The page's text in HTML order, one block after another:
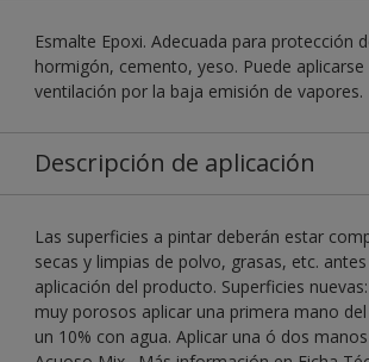
Esmalte Epoxi. Adecuada para protección
hormigón, cemento, yeso. Puede aplicarse
ventilación por la baja emisión de vapores.
Descripción de aplicación
Las superficies a pintar deberán estar
secas y limpias de polvo, grasas, etc.
aplicación del producto. Superficies
muy porosos aplicar una primera mano
un 10% con agua. Aplicar una ó dos